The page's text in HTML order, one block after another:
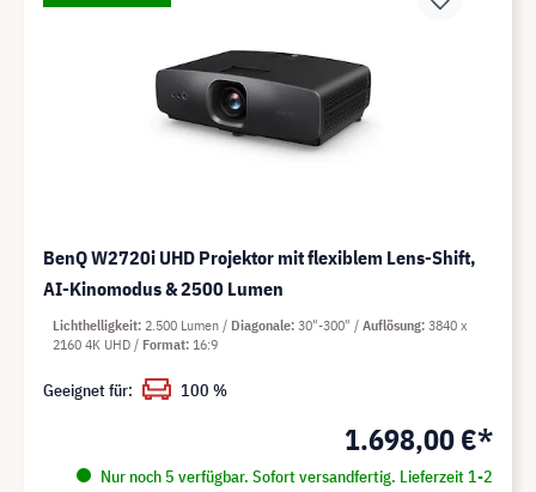
BenQ W2720i UHD Projektor mit flexiblem Lens-Shift,
AI-Kinomodus & 2500 Lumen
1.698,00 €*
Nur noch 5 verfügbar. Sofort versandfertig. Lieferzeit 1-2
Lichthelligkeit 2.500 Lumen Diagonale 30"-300" Auflösung 3840 x
2160 4K UHD
Format 16:9
Geeignet für: 100 %